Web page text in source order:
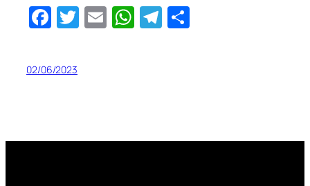
Facebook
Twitter
EmailWhatsApp
Telegram
02/06/2023